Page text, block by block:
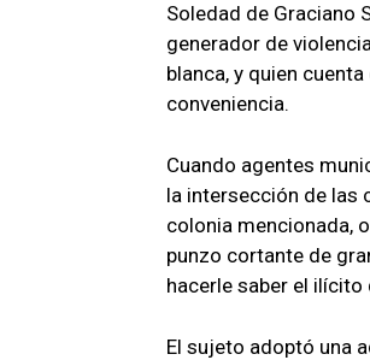
Soledad de Graciano
generador de
blanca, y quien
conveniencia.
Cuando agentes
la intersección de las
colonia mencionada,
punzo cortante de
hacerle saber el ilícito
El sujeto adoptó una